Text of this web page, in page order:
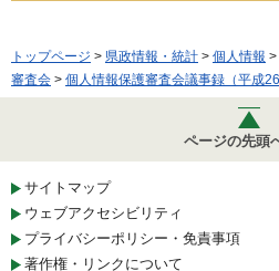
トップページ > 県政情報・統計 > 個人情報 >
審査会 > 個人情報保護審査会議事録（平成26
ページの先頭
サイトマップ
ウェブアクセシビリティ
プライバシーポリシー・免責事項
著作権・リンクについて